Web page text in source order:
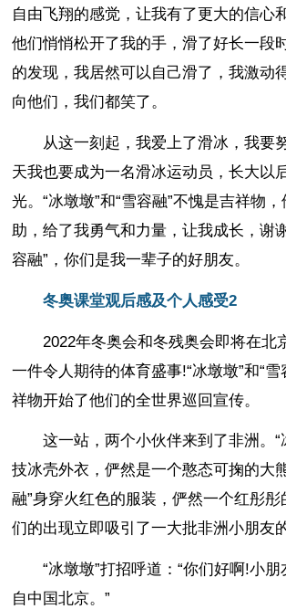
自由飞翔的感觉，让我有了更大的信心
他们悄悄松开了我的手，滑了好长一段
的发现，我居然可以自己滑了，我激动
向他们，我们都笑了。
从这一刻起，我爱上了滑冰，我要
天我也要成为一名滑冰运动员，长大以
光。“冰墩墩”和“雪容融”不愧是吉祥物
助，给了我勇气和力量，让我成长，谢
容融”，你们是我一辈子的好朋友。
冬奥课堂观后感及个人感受2
2022年冬奥会和冬残奥会即将在北
一件令人期待的体育盛事!“冰墩墩”和“
祥物开始了他们的全世界巡回宣传。
这一站，两个小伙伴来到了非洲。“
技冰壳外衣，俨然是一个憨态可掬的大
融”身穿火红色的服装，俨然一个红彤
们的出现立即吸引了一大批非洲小朋友
“冰墩墩”打招呼道：“你们好啊!小
自中国北京。”